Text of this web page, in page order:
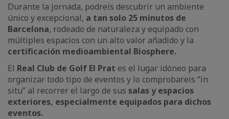
Durante la jornada, podreís descubrir un ambiente
único y excepcional, a tan solo 25 minutos de
Barcelona, rodeado de naturaleza y equipado con
múltiples espacios con un alto valor añadido y la
certificación medioambiental Biosphere.
El Real Club de Golf El Prat es el lugar idóneo para
organizar todo tipo de eventos y lo comprobareis “in
situ” al recorrer el largo de sus salas y espacios
exteriores, especialmente equipados para dichos
eventos.